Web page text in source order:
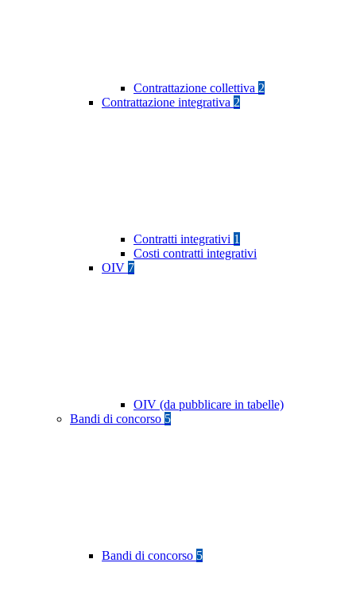
Contrattazione collettiva 2
Contrattazione integrativa 2
Contratti integrativi 1
Costi contratti integrativi
OIV 7
OIV (da pubblicare in tabelle)
Bandi di concorso 5
Bandi di concorso 5